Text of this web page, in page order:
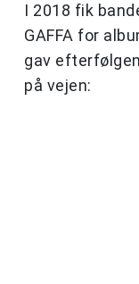
I 2018 fik
GAFFA for
gav
på vejen: